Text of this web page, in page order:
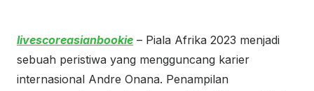
livescoreasianbookie – Piala Afrika 2023 menjadi
sebuah peristiwa yang mengguncang karier
internasional Andre Onana. Penampilan